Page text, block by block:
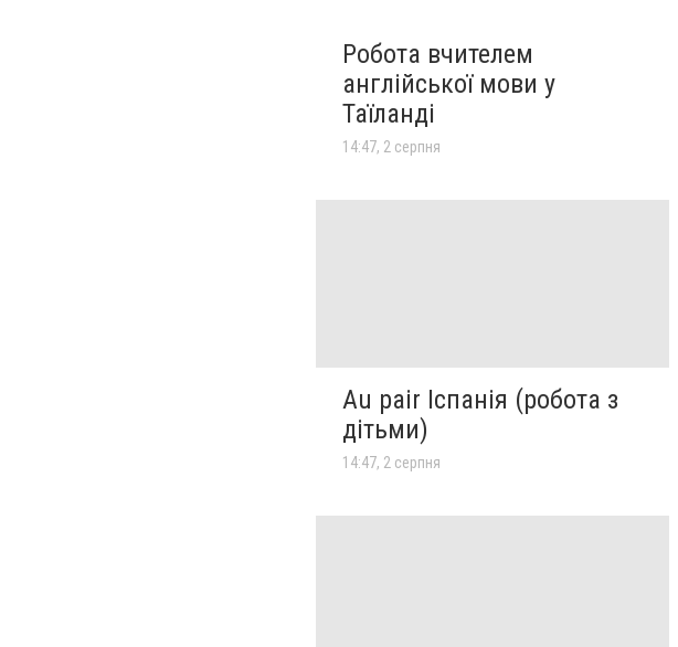
Робота вчителем
англійської мови у
Таїланді
14:47, 2 серпня
Au pair Іспанія (робота з
дітьми)
14:47, 2 серпня